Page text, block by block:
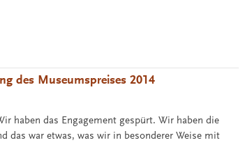
des Museumspreises 2014
haben das Engagement gespürt. Wir haben die
das war etwas, was wir in besonderer Weise mit